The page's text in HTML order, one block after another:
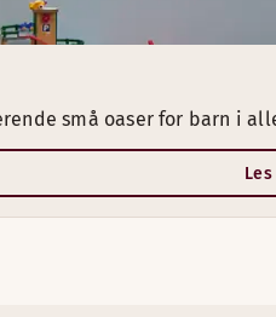
små oaser for barn i